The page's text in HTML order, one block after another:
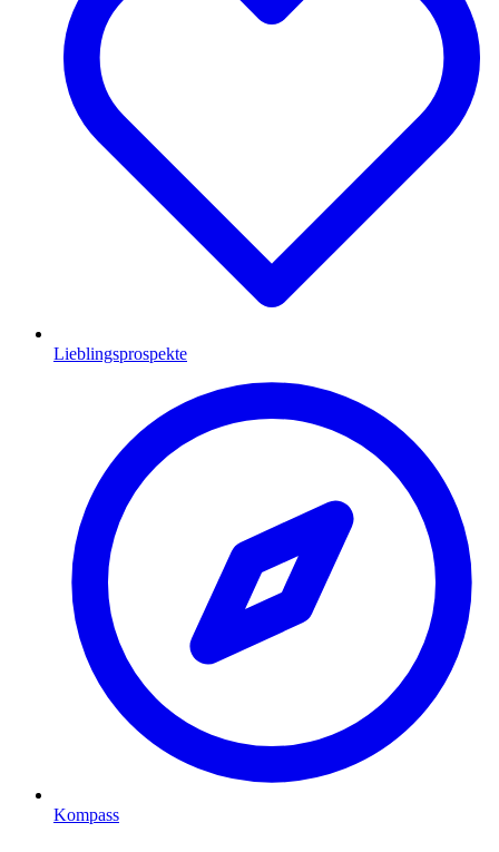
Lieblingsprospekte
Kompass